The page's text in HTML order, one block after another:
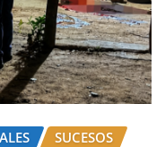
SUCESOS